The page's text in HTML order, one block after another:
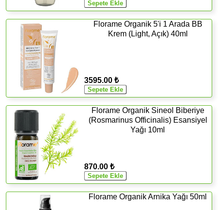
Florame Organik 5'i 1 Arada BB
Krem (Light, Açık) 40ml
3595.00 ₺
Florame Organik Sineol Biberiye
(Rosmarinus Officinalis) Esansiyel
Yağı 10ml
870.00 ₺
Florame Organik Arnika Yağı 50ml